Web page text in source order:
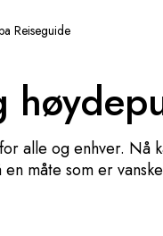
Reiseguide
alle og enhver. Nå
måte som er